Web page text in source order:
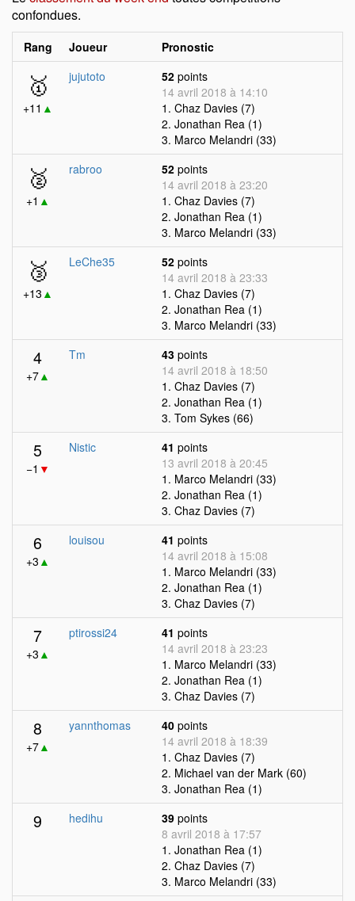
confondues.
Rang Joueur Pronostic
🥇
+11 ▲
jujutoto 52 points
14 avril 2018 à 14:10
1. Chaz Davies (7)
2. Jonathan Rea (1)
3. Marco Melandri (33)
🥈
+1 ▲
rabroo 52 points
14 avril 2018 à 23:20
1. Chaz Davies (7)
2. Jonathan Rea (1)
3. Marco Melandri (33)
🥉
+13 ▲
LeChe35 52 points
14 avril 2018 à 23:33
1. Chaz Davies (7)
2. Jonathan Rea (1)
3. Marco Melandri (33)
4
+7▲
Tm 43 points
14 avril 2018 à 18:50
1. Chaz Davies (7)
2. Jonathan Rea (1)
3. Tom Sykes (66)
5
−1 ▼
Nistic 41 points
13 avril 2018 à 20:45
1. Marco Melandri (33)
2. Jonathan Rea (1)
3. Chaz Davies (7)
6
+3 ▲
louisou 41 points
14 avril 2018 à 15:08
1. Marco Melandri (33)
2. Jonathan Rea (1)
3. Chaz Davies (7)
7
+3 ▲
ptirossi24 41 points
14 avril 2018 à 23:23
1. Marco Melandri (33)
2. Jonathan Rea (1)
3. Chaz Davies (7)
8
+7▲
yannthomas 40 points
14 avril 2018 à 18:39
1. Chaz Davies (7)
2. Michael van der Mark (60)
3. Jonathan Rea (1)
9 hedihu 39 points
8 avril 2018 à 17:57
1. Jonathan Rea (1)
2. Chaz Davies (7)
3. Marco Melandri (33)